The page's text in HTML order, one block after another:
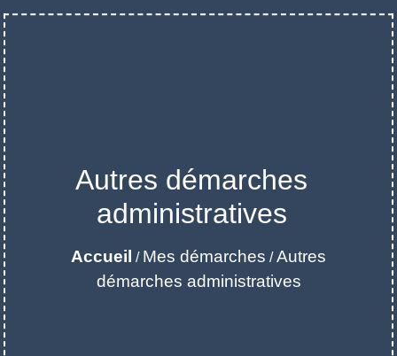
Autres démarches
administratives
Accueil / Mes démarches /Autres
démarches administratives